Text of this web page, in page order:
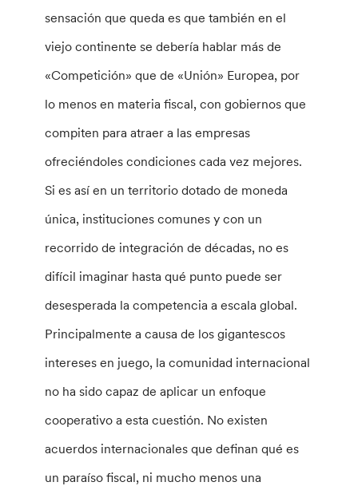
sensación que queda es que también en el
viejo continente se debería hablar más de
«Competición» que de «Unión» Europea, por
lo menos en materia fiscal, con gobiernos que
compiten para atraer a las empresas
ofreciéndoles condiciones cada vez mejores.
Si es así en un territorio dotado de moneda
única, instituciones comunes y con un
recorrido de integración de décadas, no es
difícil imaginar hasta qué punto puede ser
desesperada la competencia a escala global.
Principalmente a causa de los gigantescos
intereses en juego, la comunidad internacional
no ha sido capaz de aplicar un enfoque
cooperativo a esta cuestión. No existen
acuerdos internacionales que definan qué es
un paraíso fiscal, ni mucho menos una